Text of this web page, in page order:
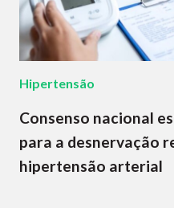
Hipertensão
Consenso nacional
para a desnervação
hipertensão arterial